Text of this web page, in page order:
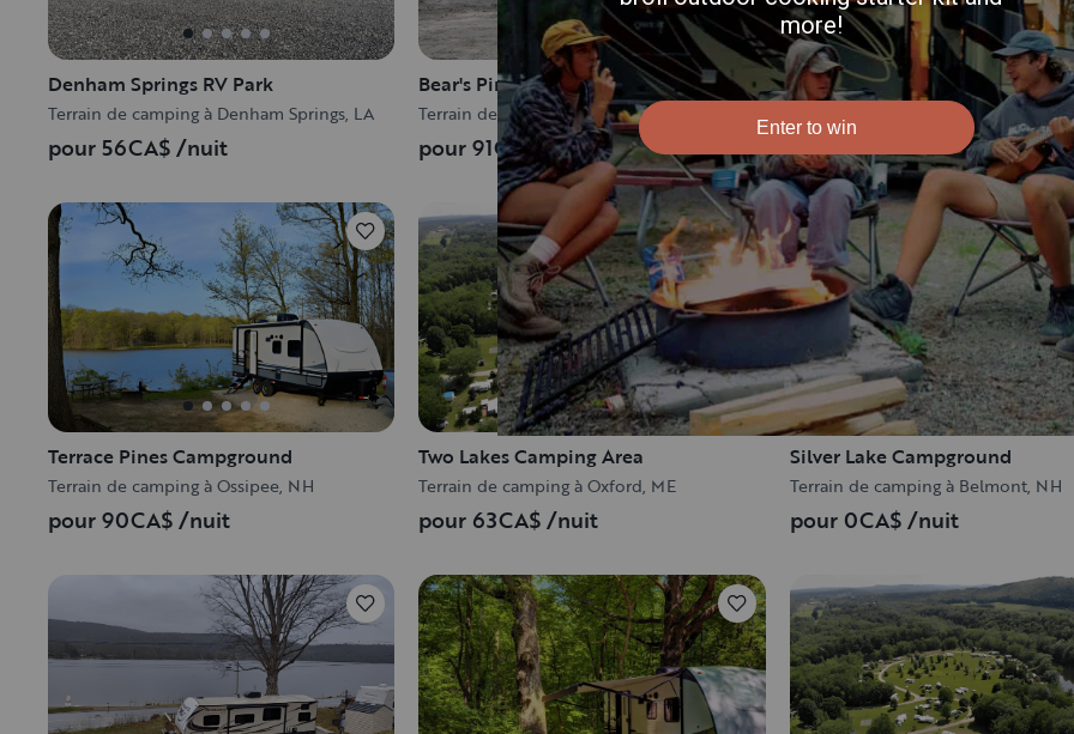
Denham Springs RV Park
Terrain de camping à Denham Springs, LA
pour 56CA$/nuit
Bear's Pine Woods Campground
Terrain de camping à Moultonborough, NH
pour 91CA$/nuit
Quarry Ledge Campground
Terrain de camping à Mount
pour 76CA$/nuit
Terrace Pines Campground
Terrain de camping à Ossipee, NH
pour 90CA$/nuit
Two Lakes Camping Area
Terrain de camping à Oxford, ME
pour 63CA$ /nuit
Silver Lake Campground
Terrain de camping à Belmont, NH
pour 0CA$/nuit